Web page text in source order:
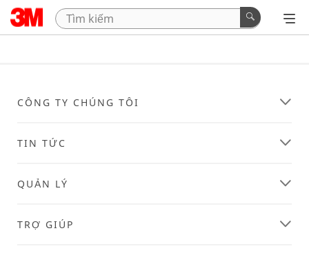
CÔNG TY CHÚNG TÔI
TIN TỨC
QUẢN LÝ
TRỢ GIÚP